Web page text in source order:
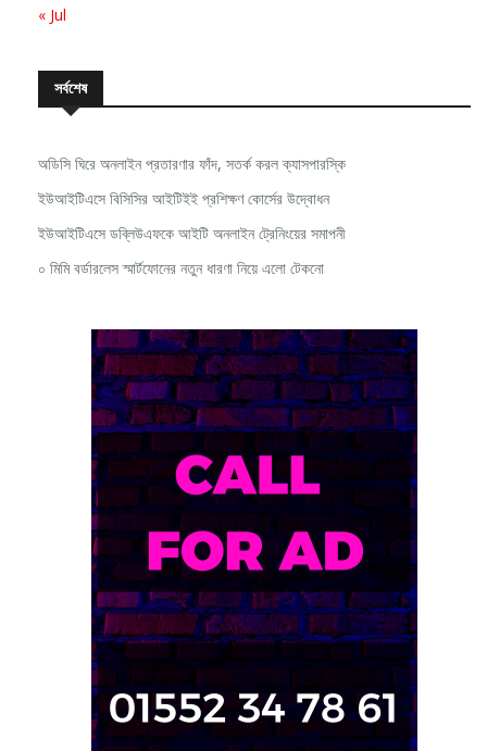
« Jul
সর্বশেষ
অডিসি ঘিরে অনলাইন প্রতারণার ফাঁদ, সতর্ক করল ক্যাসপারস্কি
ইউআইটিএসে বিসিসির আইটিইই প্রশিক্ষণ কোর্সের উদ্বোধন
ইউআইটিএসে ডব্লিউএফকে আইটি অনলাইন ট্রেনিংয়ের সমাপনী
০ মিমি বর্ডারলেস স্মার্টফোনের নতুন ধারণা নিয়ে এলো টেকনো